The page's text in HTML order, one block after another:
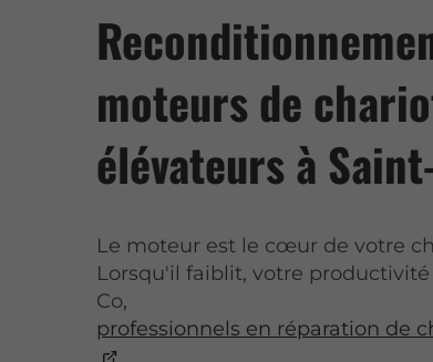
moteurs de
élévateurs à
Le moteur est le cœur de votre
Lorsqu'il faiblit, votre
Co,
professionnels en réparation de